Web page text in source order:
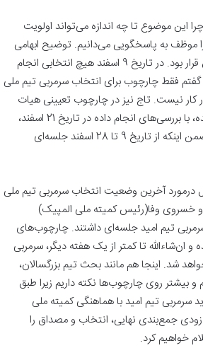
این موضوع تا چه اندازه می‌تواند اولویت
موظف به پاسخگویی می‌دانیم. توضیح ابهامی
که در این مورد شده از این قرار بود. در تاریخ 9 اسفند هیچ انتخابی انجام
فقط چارچوب برای انتخاب سرمربی تیم ملی
کار نیست. تاج نیز در چارچوب تعیینی هیات
رئیسه و اختیار تفویض‌شده، با بررسی‌های انجام داده در تاریخ 21 اسفند،
قلعه‌نویی را انتخاب کرد. ضمن اینکه از تاریخ 9 تا 28 اسفند جلسه‌ای
درمورد آخرین وضعیت انتخاب سرمربی تیم ملی
و خسروی وفا(رئیس کمیته ملی المپیک)
تیم امید جلسه‌ای داشتند. چارچوب‌های
ان‌شاءالله تا کمتر از یک هفته دیگر، سرمربی
شد. اینجا هم مانند بحث تیم بزرگسالان،
بیشتر روی چارچوب‌ها نکته داریم زیرا طبق
سرمربی تیم امید با هماهنگی کمیته ملی
جمع‌بندی نهایی، انتخاب و مصداق را
خواهیم کرد.